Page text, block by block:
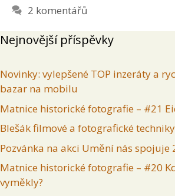
2 komentářů
Nejnovější příspěvky
Novinky: vylepšené TOP inzeráty a
bazar na mobilu
Matnice historické fotografie – #21
Blešák filmové a fotografické
Pozvánka na akci Umění nás spojuje
Matnice historické fotografie – #20
vyměkly?